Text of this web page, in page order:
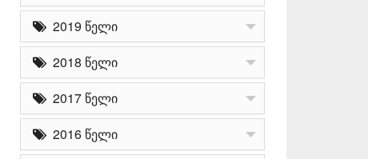
2019 წელი
2018 წელი
2017 წელი
2016 წელი